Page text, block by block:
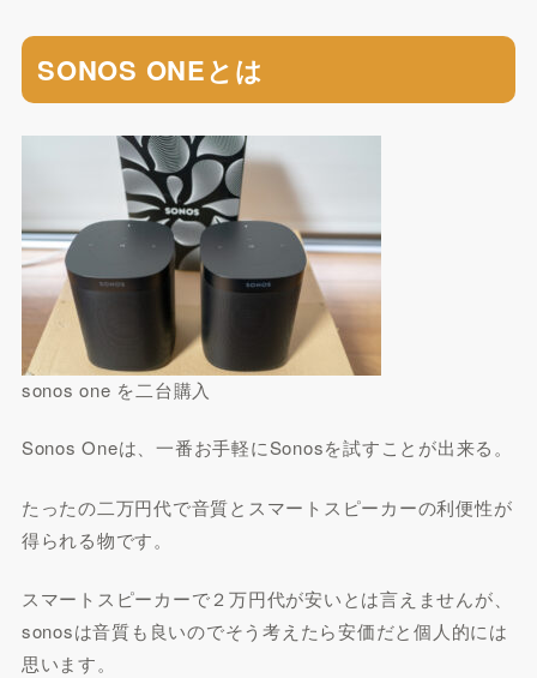
SONOS ONEとは
sonos one を二台購入
Sonos Oneは、一番お手軽にSonosを試すことが出来る。
たったの二万円代で音質とスマートスピーカーの利便性が
得られる物です。
スマートスピーカーで２万円代が安いとは言えませんが、
sonosは音質も良いのでそう考えたら安価だと個人的には
思います。